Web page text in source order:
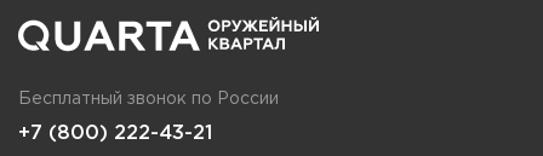
Бесплатный звонок по России
+7 (800) 222-43-21